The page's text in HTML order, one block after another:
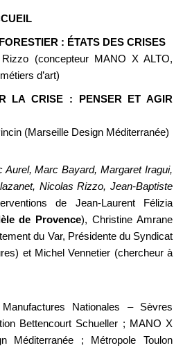
: ÉTATS DES CRISES
(concepteur MANO X ALTO,
d’art)
LA CRISE : PENSER ET AGIR
(Marseille Design Méditerranée)
Marc Bayard, Margaret Iragui,
Nicolas Rizzo, Jean-Baptiste
de Jean-Laurent Félizia
de Provence), Christine Amrane
du Var, Présidente du Syndicat
et Michel Vennetier (chercheur à
Manufactures Nationales – Sèvres
Bettencourt Schueller ; MANO X
Méditerranée ; Métropole Toulon